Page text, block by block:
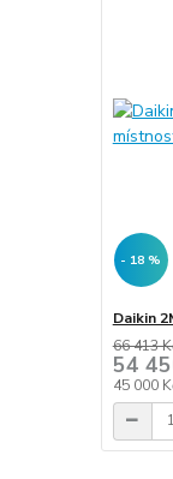
- 18 %
Daikin
66 413
54
45 000